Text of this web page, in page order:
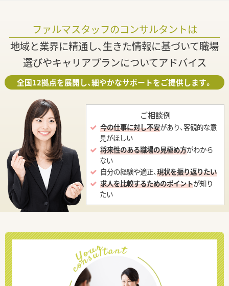
ファルマスタッフのコンサルタントは
地域と業界に精通し、生きた情報に基づいて職場
選びやキャリアプランについてアドバイス
全国12拠点を展開し、細やかなサポートをご提供します。
ご相談例
今の仕事に対し不安があり、客観的な意
見がほしい
将来性のある職場の見極め方がわから
ない
自分の経験や適正、現状を振り返りたい
求人を比較するためのポイントが知り
たい